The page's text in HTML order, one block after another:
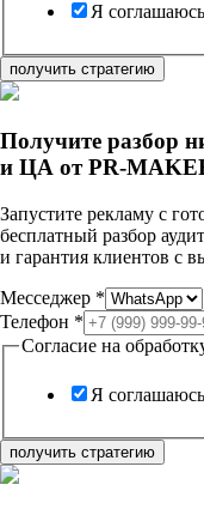
Я
получить стратегию
Получите разбор
и ЦА от PR-
Запустите рекламу с
бесплатный разбор
и гарантия клиентов с
Месседжер *
Телефон *
Согласие на
Я
получить стратегию